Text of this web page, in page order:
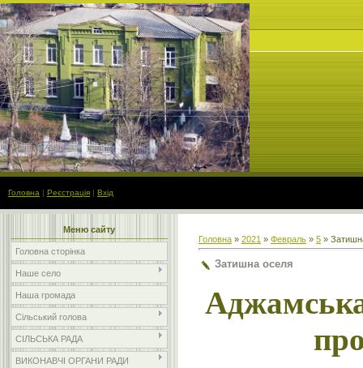
Головна | Реєстрація | Вхід
Меню сайту
Головна сторінка
Наше село
Наша громада
Сільський голова
СІЛЬСЬКА РАДА
ВИКОНАВЧІ ОРГАНИ РАДИ
Головна » 2021 » Февраль » 5 »
Затишна оселя